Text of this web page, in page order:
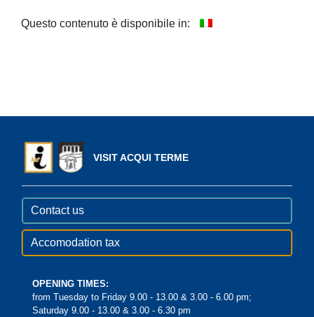
Questo contenuto è disponibile in:
VISIT ACQUI TERME
Contact us
Accomodation tax
OPENING TIMES:
from Tuesday to Friday 9.00 - 13.00 & 3.00 - 6.00 pm;
Saturday 9.00 - 13.00 & 3.00 - 6.30 pm